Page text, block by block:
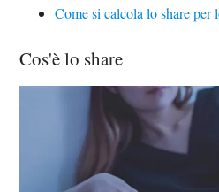
Come si calcola lo share per
Cos'è lo share